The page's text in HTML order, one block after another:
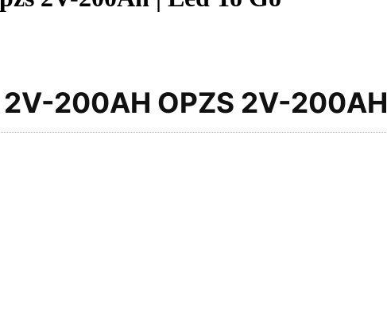
2V-200AH OPZS 2V-200AH